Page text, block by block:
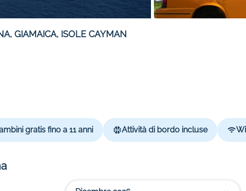
GIAMAICA, ISOLE CAYMAN
gratis fino a 11 anni Attività di bordo incluse